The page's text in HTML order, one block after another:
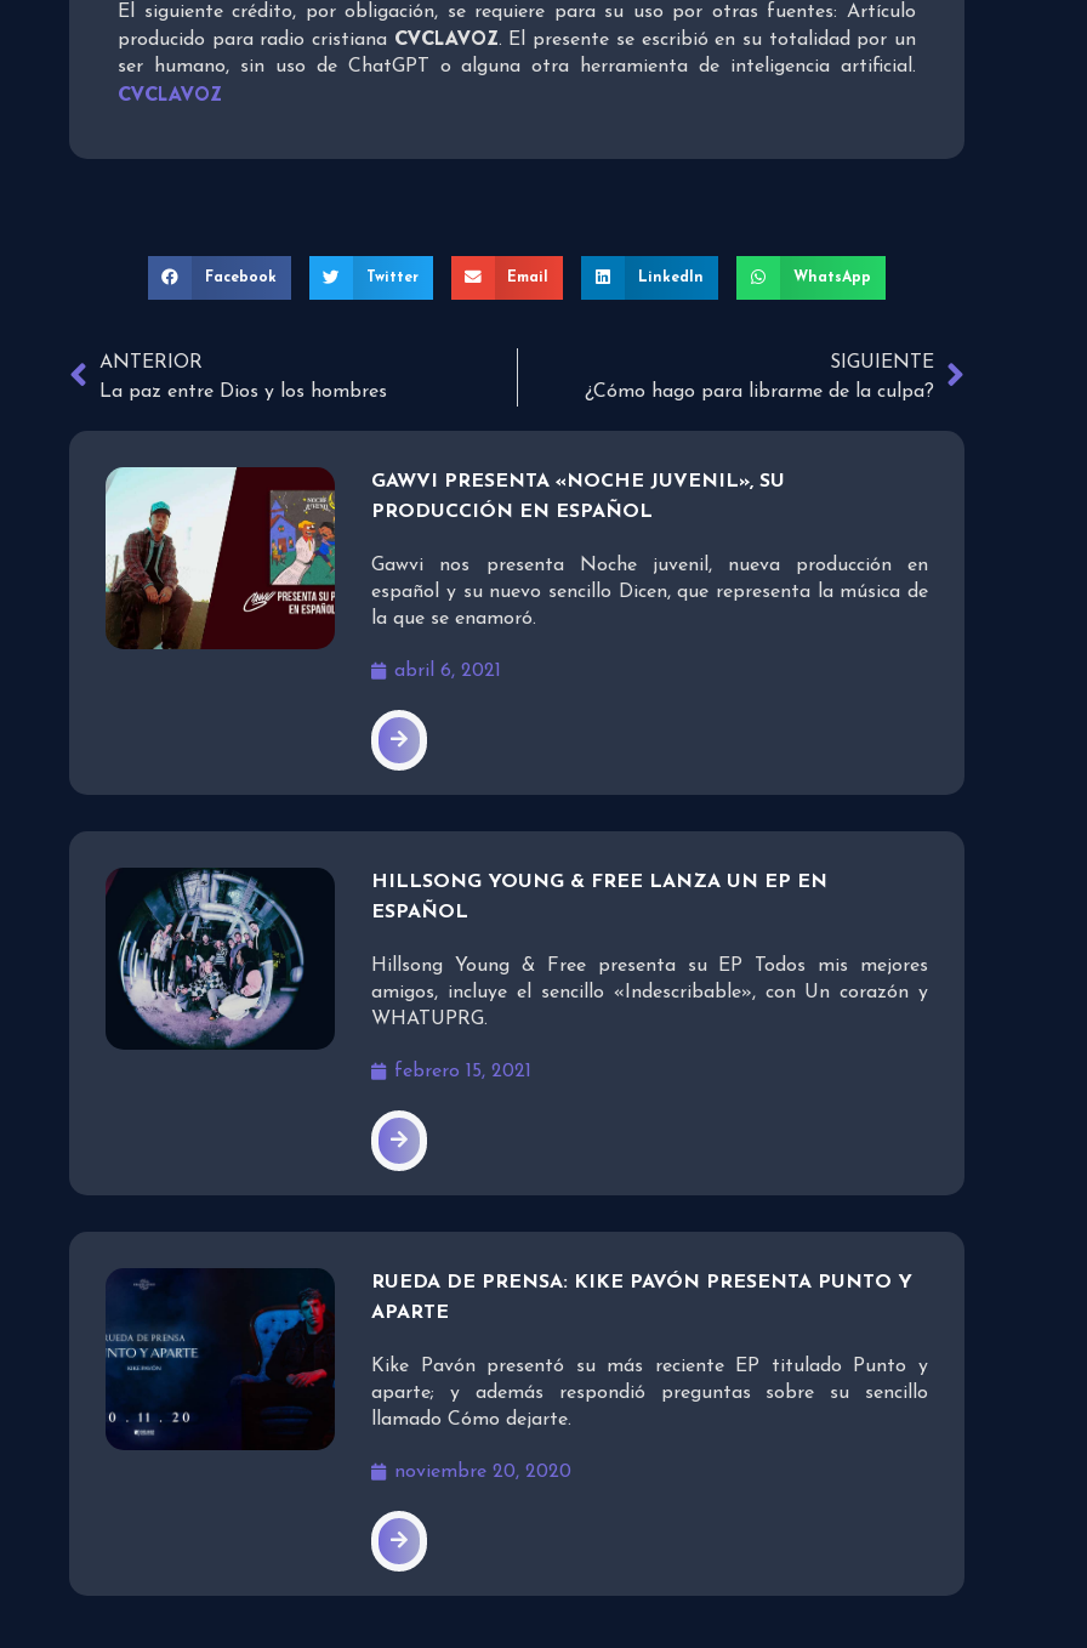
El siguiente crédito, por obligación, se requiere para su uso por otras fuentes: Artículo
producido para radio cristiana CVCLAVOZ. El presente se escribió en su totalidad por un
ser humano, sin uso de ChatGPT o alguna otra herramienta de inteligencia artificial.
CVCLAVOZ
Facebook Twitter Email LinkedIn WhatsApp
ANTERIOR
La paz entre Dios y los hombres
SIGUIENTE
¿Cómo hago para librarme de la culpa?
GAWVI PRESENTA «NOCHE JUVENIL», SU
PRODUCCIÓN EN ESPAÑOL
Gawvi nos presenta Noche juvenil, nueva producción en
español y su nuevo sencillo Dicen, que representa la música de
la que se enamoró.
abril 6, 2021
HILLSONG YOUNG & FREE LANZA UN EP EN
ESPAÑOL
Hillsong Young & Free presenta su EP Todos mis mejores
amigos, incluye el sencillo «Indescribable», con Un corazón y
WHATUPRG.
febrero 15, 2021
RUEDA DE PRENSA: KIKE PAVÓN PRESENTA PUNTO Y
APARTE
Kike Pavón presentó su más reciente EP titulado Punto y
aparte; y además respondió preguntas sobre su sencillo
llamado Cómo dejarte.
noviembre 20, 2020